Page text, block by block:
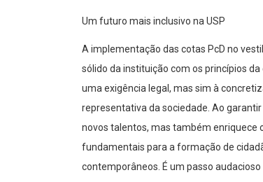
Um futuro mais inclusivo na USP
A implementação das cotas PcD no
sólido da instituição com os princípios
uma exigência legal, mas sim à
representativa da sociedade. Ao
novos talentos, mas também enriquece
fundamentais para a formação de
contemporâneos. É um passo